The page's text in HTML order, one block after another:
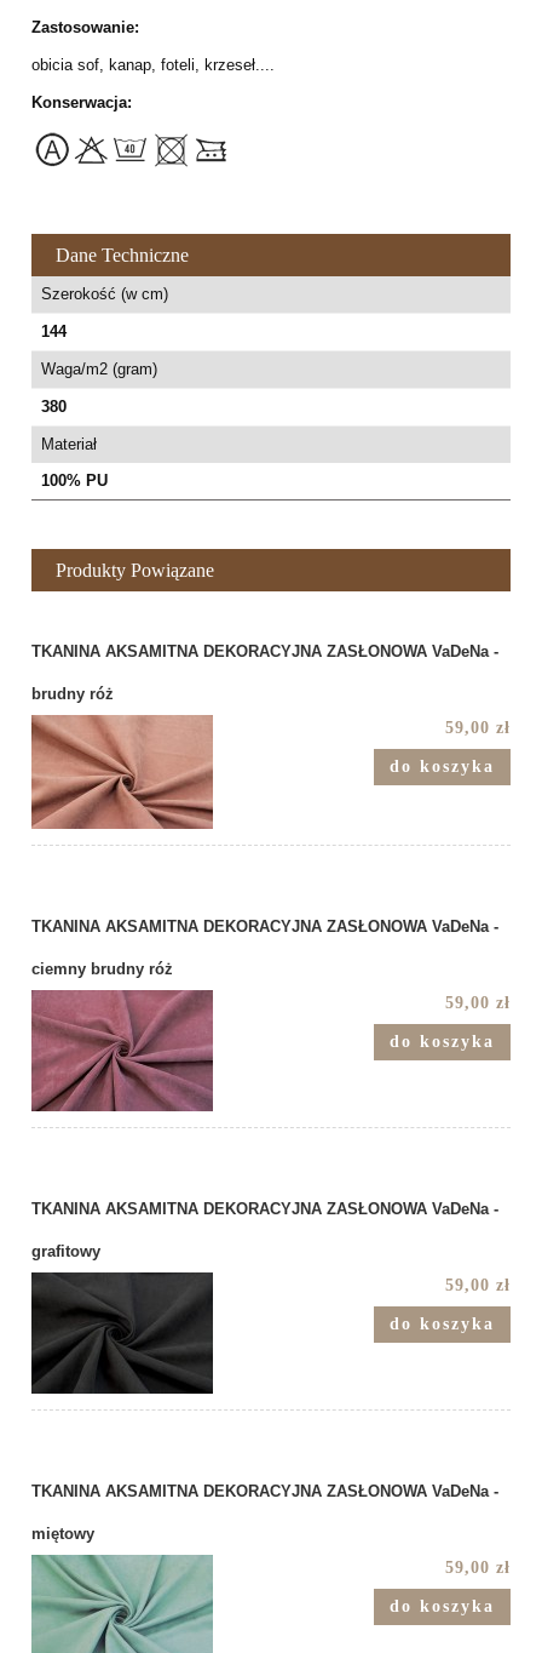
Zastosowanie:
obicia sof, kanap, foteli, krzeseł....
Konserwacja:
Dane Techniczne
Szerokość (w cm)
144
Waga/m2 (gram)
380
Materiał
100% PU
Produkty Powiązane
TKANINA AKSAMITNA DEKORACYJNA ZASŁONOWA VaDeNa -
brudny róż
59,00 zł
do koszyka
TKANINA AKSAMITNA DEKORACYJNA ZASŁONOWA VaDeNa -
ciemny brudny róż
59,00 zł
do koszyka
TKANINA AKSAMITNA DEKORACYJNA ZASŁONOWA VaDeNa -
grafitowy
59,00 zł
do koszyka
TKANINA AKSAMITNA DEKORACYJNA ZASŁONOWA VaDeNa -
miętowy
59,00 zł
do koszyka